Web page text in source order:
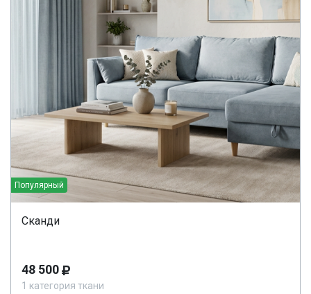
Популярный
Сканди
48 500
1 категория ткани